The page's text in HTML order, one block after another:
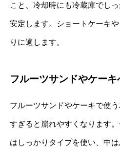
こと、冷却時にも冷蔵庫でし
安定します。ショートケーキ
りに適します。
フルーツサンドやケー
フルーツサンドやケーキで使
すぎると崩れやすくなります
はしっかりタイプを使い、中